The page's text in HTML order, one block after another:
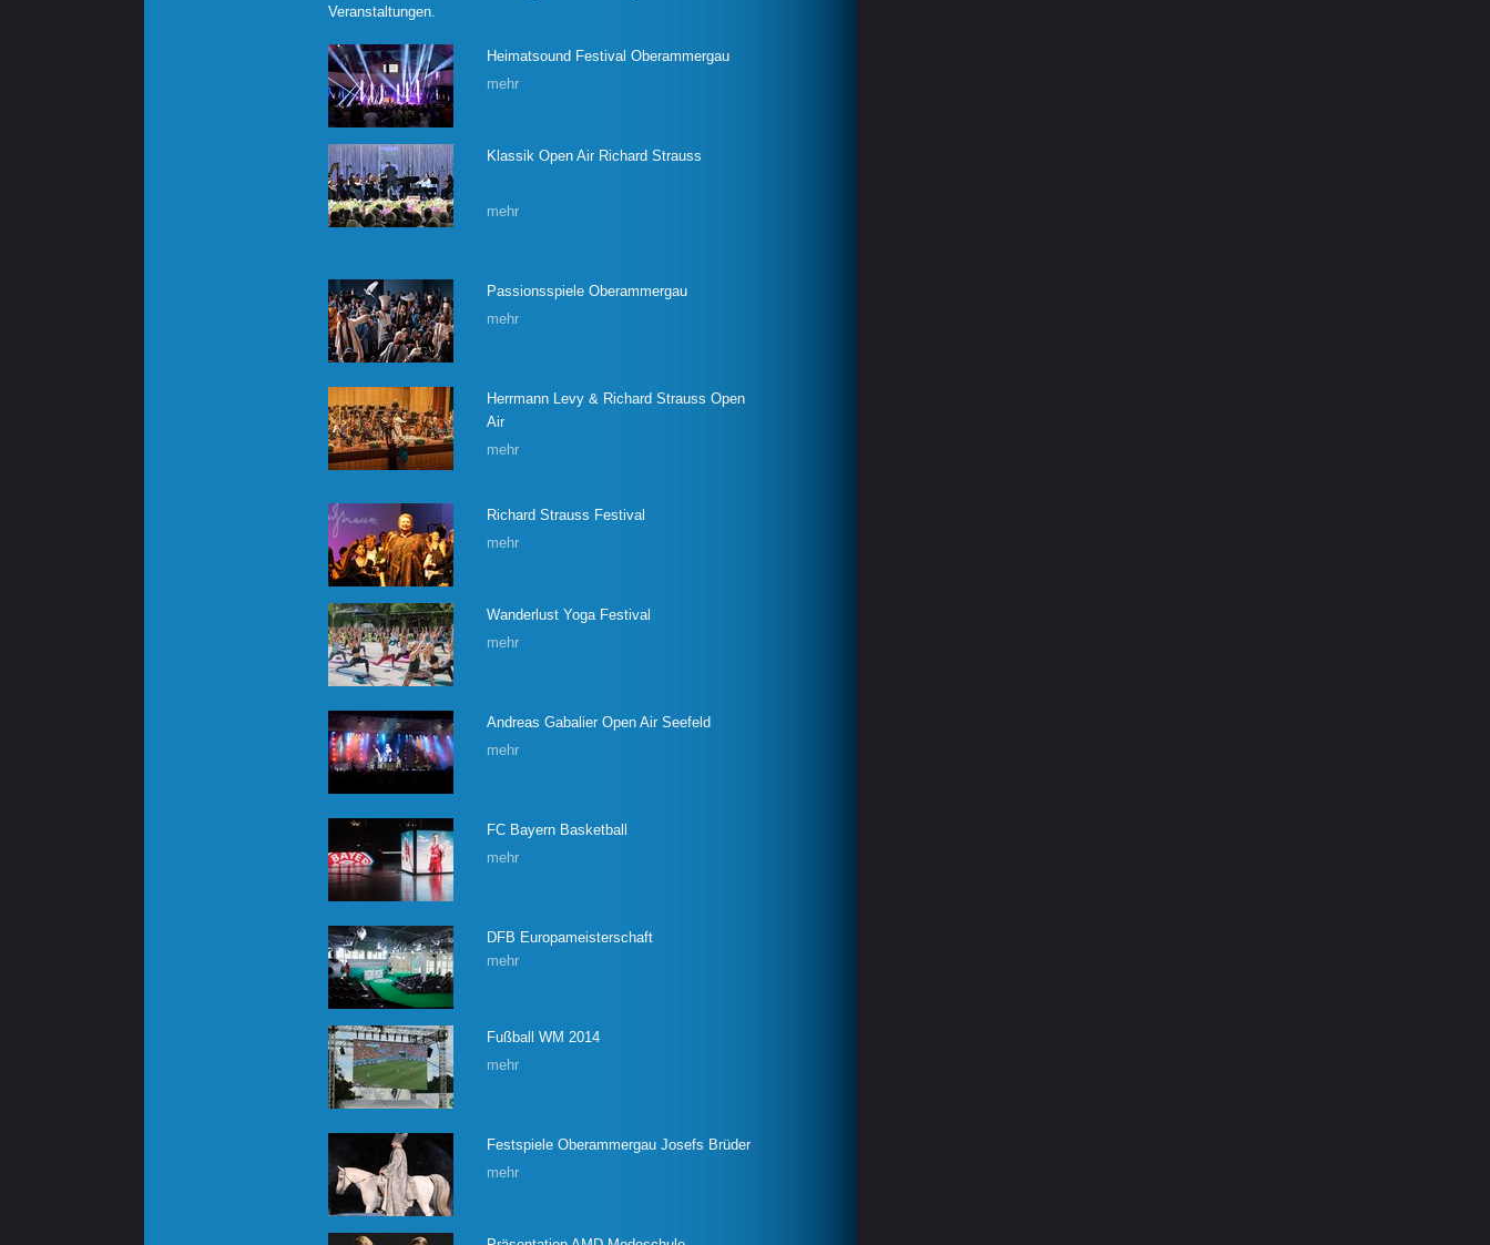
Veranstaltungen.
Heimatsound Festival Oberammergau
mehr
Klassik Open Air Richard Strauss
mehr
Passionsspiele Oberammergau
mehr
Herrmann Levy & Richard Strauss Open
Air
mehr
Richard Strauss Festival
mehr
Wanderlust Yoga Festival
mehr
Andreas Gabalier Open Air Seefeld
mehr
FC Bayern Basketball
mehr
DFB Europameisterschaft
mehr
Fußball WM 2014
mehr
Festspiele Oberammergau Josefs Brüder
mehr